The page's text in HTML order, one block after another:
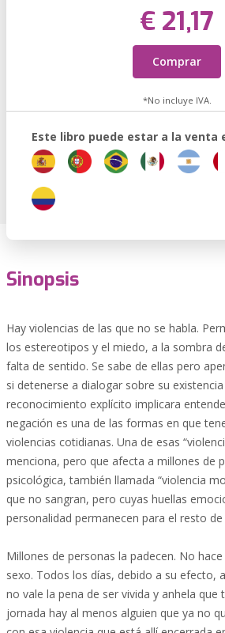
€ 21,17
Comprar
*No incluye IVA.
Este libro puede estar a la venta
Sinopsis
Hay violencias de las que no se habla.
los estereotipos y el miedo, a la sombra
falta de sentido. Se sabe de ellas pero
si detenerse a dialogar sobre su
reconocimiento explícito implicara
negación es una de las formas en que
violencias cotidianas. Una de esas
menciona, pero que afecta a millones de
psicológica, también llamada “violencia
que no sangran, pero cuyas huellas
personalidad permanecen para el resto de
Millones de personas la padecen. No
sexo. Todos los días, debido a su efecto,
no vale la pena de ser vivida y anhela que
jornada hay al menos alguien que ya no